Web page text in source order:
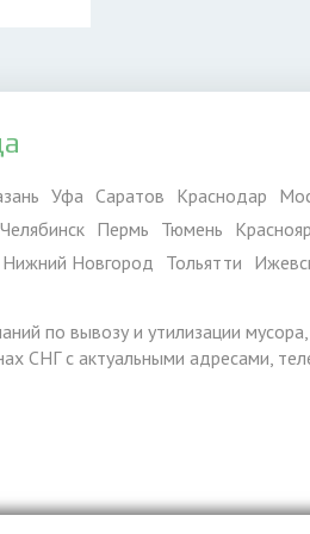
Уфа Саратов Краснодар
Челябинск Пермь Тюмень
Нижний Новгород Тольятти
по вывозу и утилизации
СНГ с актуальными адресами,